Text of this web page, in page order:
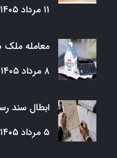
۱۱ مرداد ۱۴۰۵
معامله ملک
۸ مرداد ۱۴۰۵
ابطال سند
۵ مرداد ۱۴۰۵